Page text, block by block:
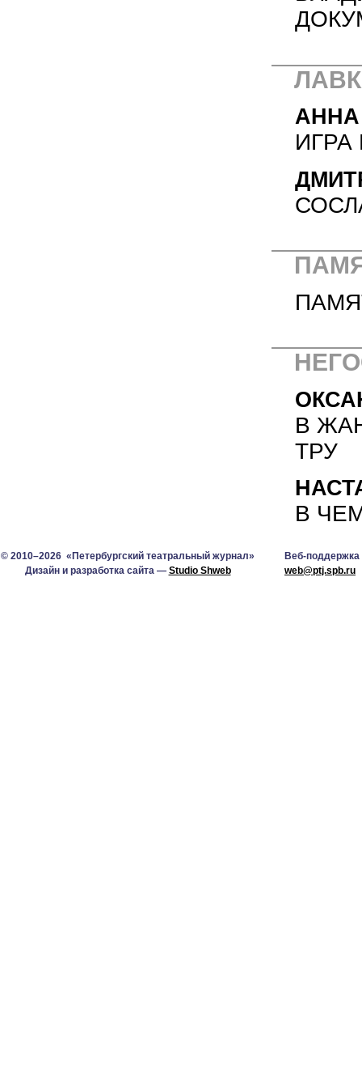
В
ТРУ
В
© 2010–2026 «Петербургский театральный журнал»
Дизайн и разработка сайта — Studio Shweb
Веб-поддержка
web@ptj.spb.ru